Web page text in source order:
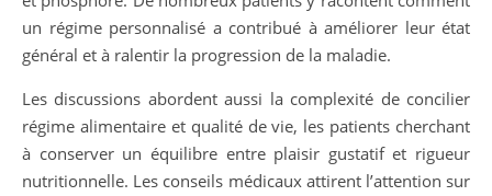
un régime personnalisé a contribué à améliorer leur état
général et à ralentir la progression de la maladie.
Les discussions abordent aussi la complexité de concilier
régime alimentaire et qualité de vie, les patients cherchant
à conserver un équilibre entre plaisir gustatif et rigueur
nutritionnelle. Les conseils médicaux attirent l’attention sur